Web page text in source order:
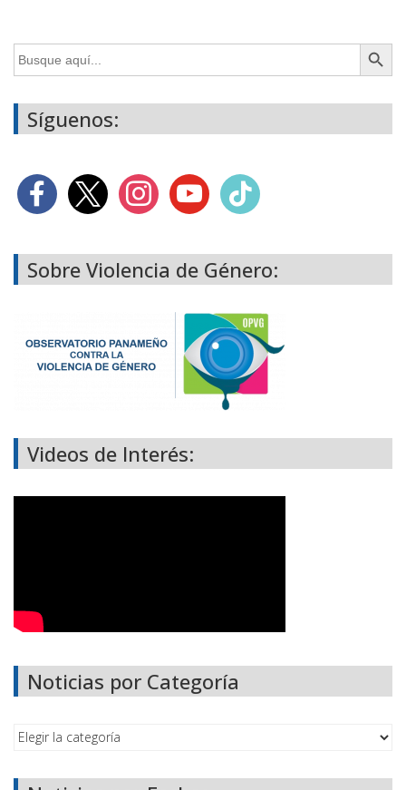
Buscar: Botón de
Síguenos:
Sobre Violencia de Género:
Videos de Interés:
Noticias por Categoría